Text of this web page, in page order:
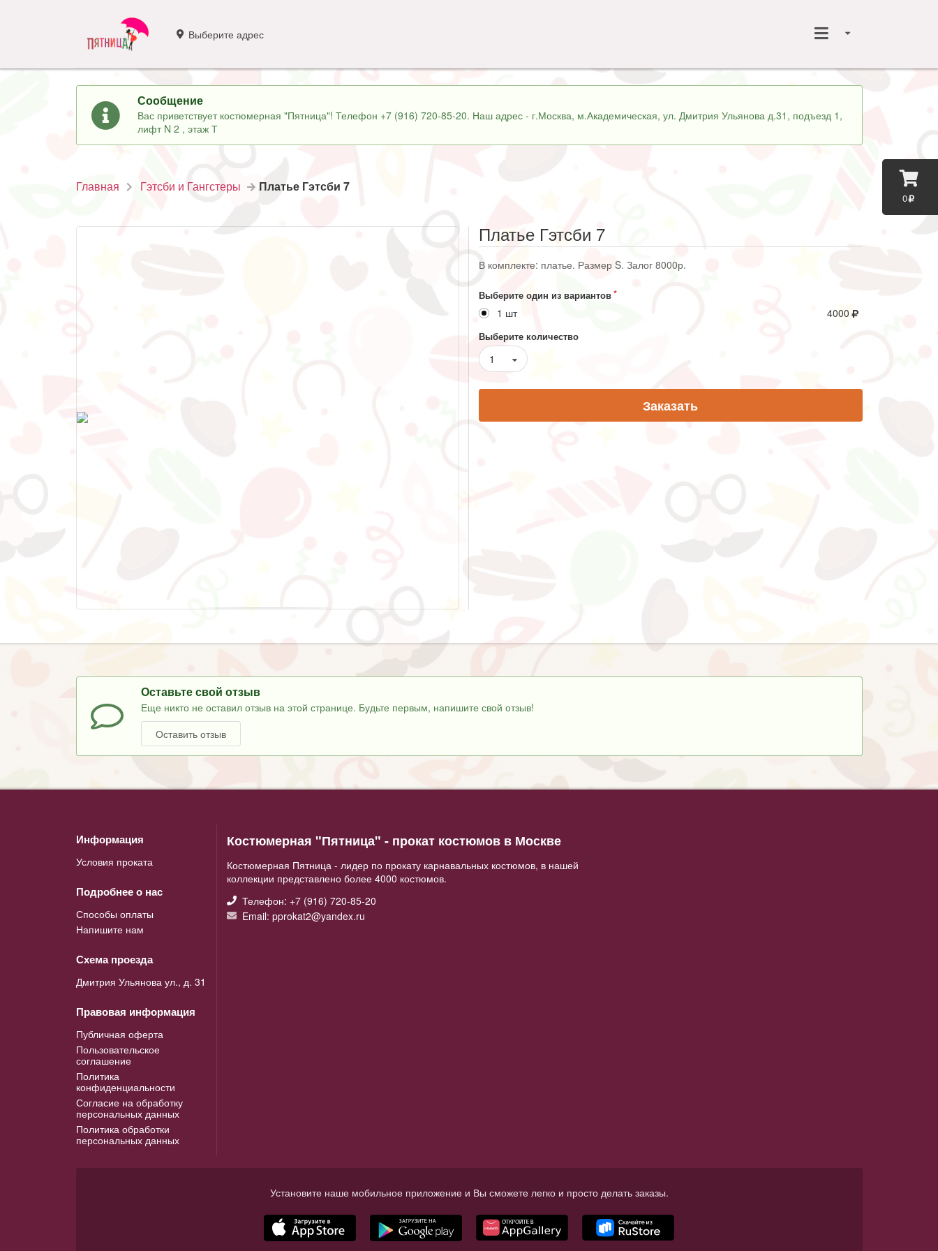
0
Выберите адрес
Сообщение
Вас приветствует костюмерная "Пятница"! Телефон +7 (916) 720-85-20. Наш адрес - г.Москва, м.Академическая, ул. Дмитрия Ульянова д.31, подъезд 1,
лифт N 2 , этаж Т
Главная Гэтсби и Гангстеры Платье Гэтсби 7
Платье Гэтсби 7
В комплекте: платье. Размер S. Залог 8000р.
Выберите один из вариантов
1 шт 4000
Выберите количество
1
Заказать
Оставьте свой отзыв
Еще никто не оставил отзыв на этой странице. Будьте первым, напишите свой отзыв!
Оставить отзыв
Информация
Условия проката
Подробнее о нас
Способы оплаты
Напишите нам
Схема проезда
Дмитрия Ульянова ул., д. 31
Правовая информация
Публичная оферта
Пользовательское
соглашение
Политика
конфиденциальности
Согласие на обработку
персональных данных
Политика обработки
персональных данных
Костюмерная "Пятница" - прокат костюмов в Москве
Костюмерная Пятница - лидер по прокату карнавальных костюмов, в нашей
коллекции представлено более 4000 костюмов.
Телефон: +7 (916) 720-85-20
Email: pprokat2@yandex.ru
Установите наше мобильное приложение и Вы сможете легко и просто делать заказы.